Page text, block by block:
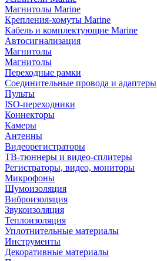
Магнитолы Marine
Крепления-хомуты Marine
Кабель и комплектующие Marine
Автосигнализация
Магнитолы
Магнитолы
Переходные рамки
Соединительные провода и адаптеры
Пульты
ISO-переходники
Коннекторы
Камеры
Антенны
Видеорегистраторы
ТВ-тюннеры и видео-сплитеры
Регистраторы, видео, мониторы
Микрофоны
Шумоизоляция
Виброизоляция
Звукоизоляция
Теплоизоляция
Уплотнительные материалы
Инструменты
Декоративные материалы